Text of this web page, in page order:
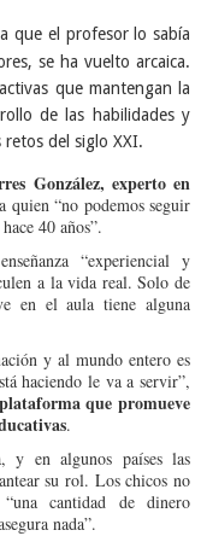
que el profesor lo sabía
se ha vuelto arcaica.
que mantengan la
de las habilidades y
del siglo XXI.
González, experto en
quien “no podemos seguir
40 años”.
“experiencial y
a la vida real. Solo de
en el aula tiene alguna
y al mundo entero es
haciendo le va a servir”,
que promueve
.
y en algunos países las
su rol. Los chicos no
cantidad de dinero
nada”.